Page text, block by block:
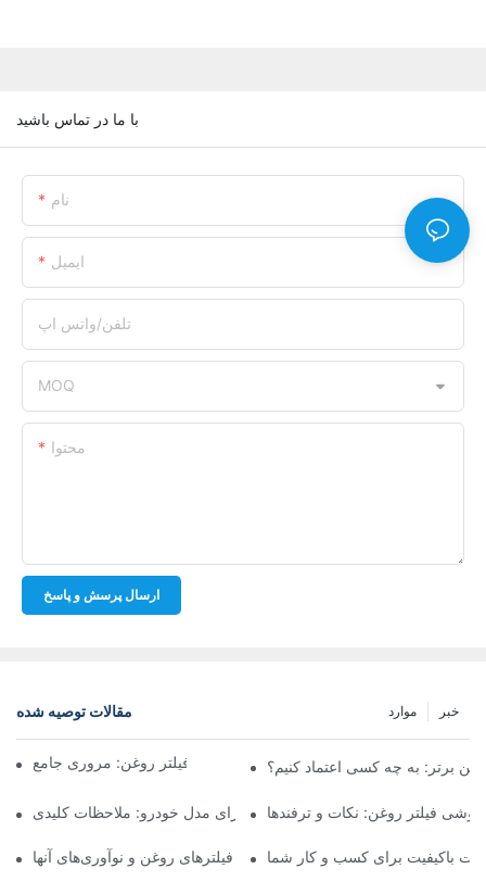
با ما در تماس باشید
نام
ایمیل
تلفن/واتس اپ
MOQ
محتوا
ارسال پرسش و پاسخ
مقالات توصیه شده خبر موارد
شرکت‌های برتر تولیدکننده فیلتر روغن: مروری جامعبرتر: به چه کسی اعتماد کنیم؟
انتخاب فیلتر روغن مناسب برای مدل خودرو: ملاحظات کلیدی
فیلتر روغن: نکات و ترفندها
نگاهی به تولیدکنندگان پیشرو فیلترهای روغن و نوآوری‌های آنها
باکیفیت برای کسب و کار شما